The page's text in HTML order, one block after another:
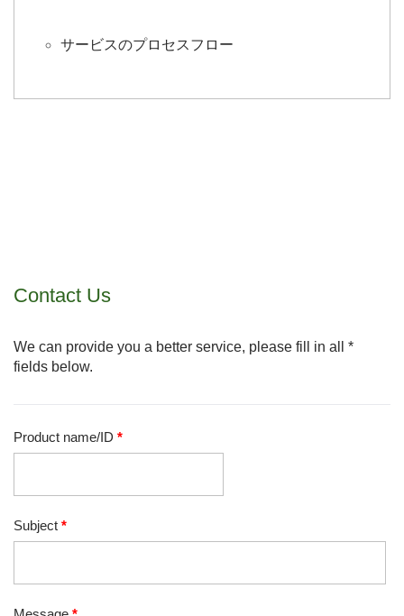
サービスのプロセスフロー